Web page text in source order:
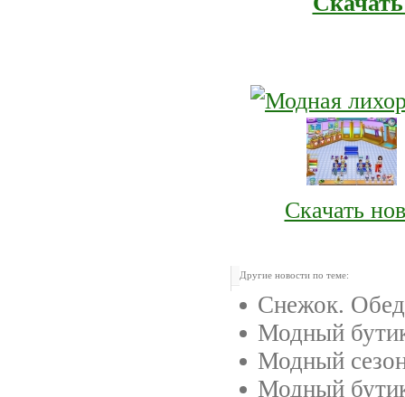
Скачать
Другие новости по теме:
Снежок.
Модный
Модный
Модный